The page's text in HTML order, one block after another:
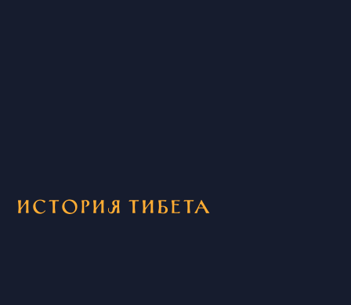
История Тибета